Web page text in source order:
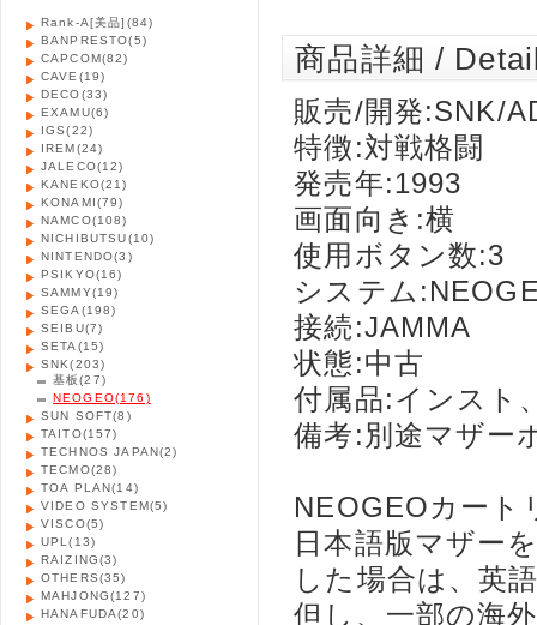
Rank-A[美品] (84)
BANPRESTO(5)
CAPCOM(82)
CAVE (19)
DECO(33)
EXAMU(6)
IGS(22)
IREM(24)
JALECO(12)
KANEKO(21)
KONAMI(79)
NAMCO(108)
NICHIBUTSU(10)
NINTENDO(3)
PSIKYO(16)
SAMMY(19)
SEGA (198)
SEIBU(7)
SETA (15)
SNK(203)
基板(27)
NEOGEO(176)
SUN SOFT(8)
TAITO(157)
TECHNOS JAPAN(2)
TECMO(28)
TOA PLAN(14)
VIDEO SYSTEM(5)
VISCO(5)
UPL(13)
RAIZING(3)
OTHERS(35)
MAHJONG(127)
HANAFUDA(20)
商品詳細 /
販売/開発:SNK/
特徴:対戦格闘
発売年:1993
画面向き:横
使用ボタン数:3
システム
接続:JAMMA
状態:中古
付属品:インスト
備考:別途マザー
NEOGEOカート
日本語版マザー
した場合は、英
但し、一部の海